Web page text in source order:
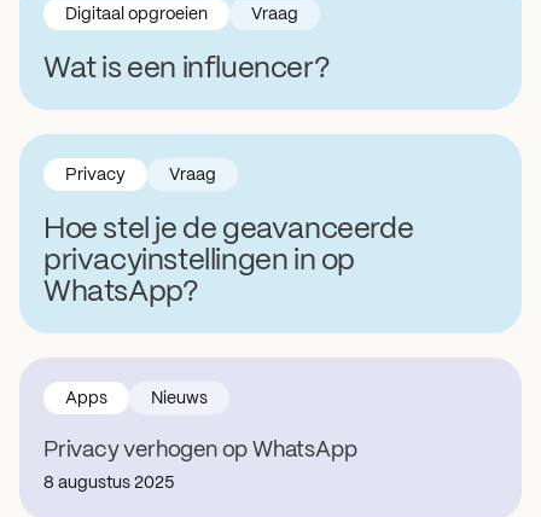
Wat is een influencer?
Digitaal opgroeien Vraag
Hoe stel je de geavanceerde
privacyinstellingen in op
WhatsApp?
Privacy Vraag
Privacy verhogen op WhatsApp
Apps Nieuws
8 augustus 2025